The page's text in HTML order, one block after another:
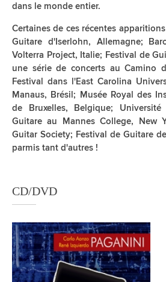
dans le monde entier.
Certaines de ces récentes
Guitare d'Iserlohn, Allemagne;
Volterra Project, Italie; Festival de
une série de concerts au Camino
Festival dans l'East Carolina
Manaus, Brésil; Musée Royal des
de Bruxelles, Belgique;
Guitare au Mannes College, New
Guitar Society; Festival de Guitare
parmis tant d'autres !
CD/DVD